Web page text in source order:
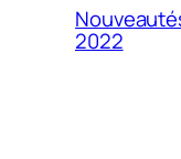
2022